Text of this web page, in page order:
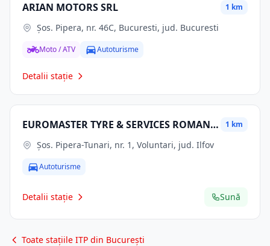
ARIAN MOTORS SRL 1 km
Şos. Pipera, nr. 46C, Bucuresti, jud. Bucuresti
Moto / ATV Autoturisme
Detalii stație
EUROMASTER TYRE & SERVICES ROMANIA SA 1 km
Şos. Pipera-Tunari, nr. 1, Voluntari, jud. Ilfov
Autoturisme
Detalii stație Sună
Toate stațiile ITP din București